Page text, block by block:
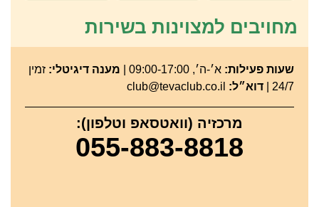
מחויבים למצוינות בשירות
שעות פעילות: א׳-ה׳, 09:00-17:00 | מענה דיגיטלי: זמין
24/7 |
דוא״ל:
מרכזיה (וואטסאפ וטלפון):
055-883-8818